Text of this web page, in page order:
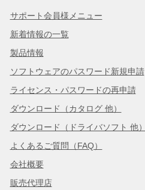
サポート会員様メニュー
新着情報の一覧
製品情報
ソフトウェアのパスワード新規申請
ライセンス・パスワードの再申請
ダウンロード（カタログ 他）
ダウンロード（ドライバソフト 他）
よくあるご質問（FAQ）
会社概要
販売代理店